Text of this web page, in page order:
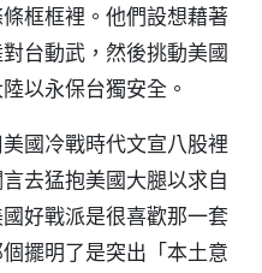
框框裡。他們設想藉著
台動武，然後挑動美國
以永保台獨安全。
國冷戰時代文宣八股裡
去猛抱美國大腿以求自
好戰派是很喜歡那一套
擺明了是突出「本土意